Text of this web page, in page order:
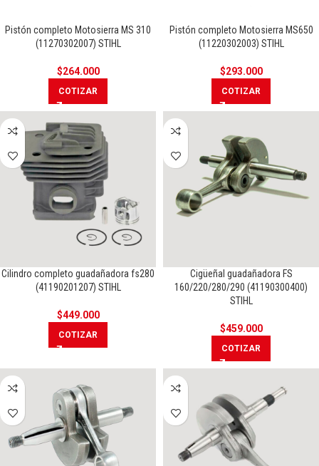
Pistón completo Motosierra MS 310
(11270302007) STIHL
$264.000
COTIZAR
Pistón completo Motosierra MS650
(11220302003) STIHL
$293.000
COTIZAR
Cilindro completo guadañadora fs280
(41190201207) STIHL
$449.000
COTIZAR
Cigüeñal guadañadora FS
160/220/280/290 (41190300400)
STIHL
$459.000
COTIZAR